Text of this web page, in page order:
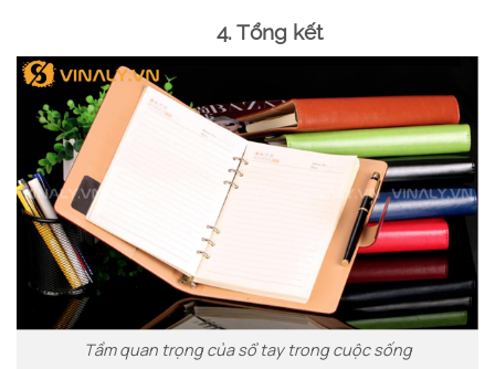
4. Tổng kết
Tầm quan trọng của sổ tay trong cuộc sống